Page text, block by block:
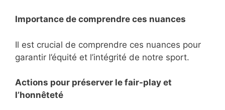
Importance de comprendre ces nuances
Il est crucial de comprendre ces nuances pour
garantir l’équité et l’intégrité de notre sport.
Actions pour préserver le fair-play et
l’honnêteté